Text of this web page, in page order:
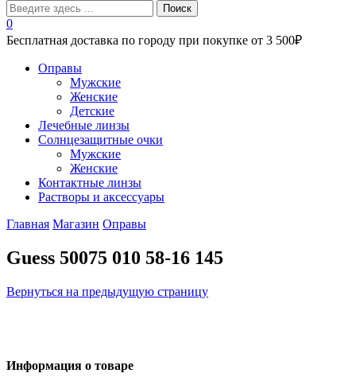
Поиск
0
Бесплатная доставка по городу при покупке от 3 500₽
Оправы
Мужские
Женские
Детские
Лечебные линзы
Солнцезащитные очки
Мужские
Женские
Контактные линзы
Растворы и аксессуары
Главная Магазин Оправы
Guess 50075 010 58-16 145
Вернуться на предыдущую страницу
Информация о товаре